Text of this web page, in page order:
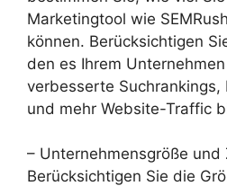
Marketingtool wie
können. Berücksichtigen
den es Ihrem
verbesserte Suchrankings,
und mehr Website-Traffic
– Unternehmensgröße und
Berücksichtigen Sie die